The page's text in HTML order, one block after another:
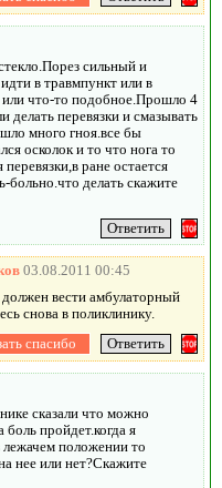
сильный и
в травмпункт или в
или что-то подобное.Прошло 4
делать перевязки и смазывать
много гноя.все бы
осколок и то что нога то
ране остается
больно.что делать скажите
03.08.2011 00:45
вести амбулаторный
снова в поликлинику.
сказали что можно
боль пройдет.когда я
лежачем положении то
нее или нет?Скажите